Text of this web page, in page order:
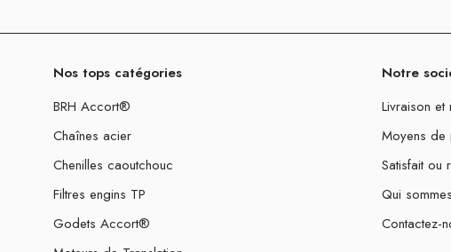
Nos tops catégories
BRH Accort®
Chaînes acier
Chenilles caoutchouc
Filtres engins TP
Godets Accort®
Notre
Livraison et
Moyens de
Satisfait ou
Qui
Contactez-